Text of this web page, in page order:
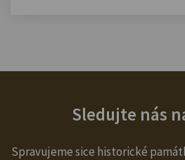
Sledujte nás
Spravujeme sice historické